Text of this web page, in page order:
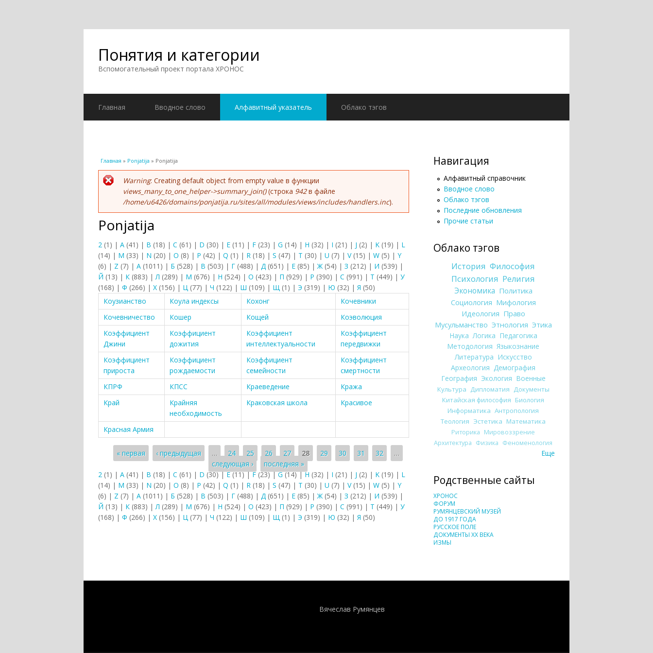
Понятия и категории
Вспомогательный проект портала ХРОНОС
Главная Вводное слово Алфавитный указатель Облако тэгов
Вы здесь
Главная » Ponjatija » Ponjatija
Сообщение об ошибке
Warning: Creating default object from empty value в функции
views_many_to_one_helper->summary_join()(строка 942в файле
/home/u6426/domains/ponjatija.ru/sites/all/modules/views/includes/handlers.inc).
Ponjatija
2 (1) | A (41) | B (18) | C (61) | D (30) | E (11) | F (23) | G (14) | H (32) | I (21) | J (2) | K (19) | L
(14) | M (33) | N (20) | O (8) | P (42) | Q (1) | R (18) | S (47) | T (30) | U (7) | V(15) | W (5) | Y
(6) | Z (7) | А (1011) | Б (528) | В (503) | Г (488) | Д (651) | Е (85) |Ж (54) | З (212) | И (539) |
Й (13) | К (883) |Л (289) | М (676) | Н (524) | О (423) | П (929) | Р (390) | С (991) | Т (449) | У
(168) | Ф (266) | Х (156) | Ц (77) | Ч (122) | Ш (109) | Щ (1) | Э (319) | Ю (32) | Я (50)
Коузианство
Коула индексы Кохонг
Кочевники
Кочевничество
Кошер Кощей
Коэволюция
Коэффициент
Джини
Коэффициент
дожития
Коэффициент
интеллектуальности
Коэффициент
передвижки
Коэффициент
прироста
Коэффициент
рождаемости
Коэффициент
семейности
Коэффициент
смертности
КПРФ
КПСС Краеведение
Кража
Край
Крайняя
необходимость
Краковская школа Красивое
Красная Армия
Страницы
« первая ‹ предыдущая … 24 25 26 27 28 29 30 31 32
…
следующая ›
последняя »
2 (1) | A (41) | B (18) | C (61) | D (30)|E(11)|F (23)|G(14)|H (32) | I (21) | J (2) | K (19) | L
(14) | M (33) | N (20) | O (8) | P (42) | Q (1) | R (18) | S (47) | T (30) | U (7) | V(15) | W (5) | Y
(6) | Z (7) | А (1011) | Б (528) | В (503) | Г (488) | Д (651) | Е (85) |Ж (54) | З (212) | И (539) |
Й (13) | К (883) |Л (289) | М (676) | Н (524) | О (423) | П (929) | Р (390) | С (991) | Т (449) | У
(168) | Ф (266) | Х (156) | Ц (77) | Ч (122) | Ш (109) | Щ (1) | Э (319) | Ю (32) | Я (50)
Навигация
Алфавитный справочник
Вводное слово
Облако тэгов
Последние обновления
Прочие статьи
Облако тэгов
История Философия
Психология Религия
Экономика Политика
Социология Мифология
Идеология Право
Мусульманство Этнология Этика
Наука Логика Педагогика
Методология Языкознание
Литература Искусство
Археология Демография
География Экология Военные
Культура Дипломатия Документы
Китайская философия Биология
Информатика Антропология
Теология Эстетика Математика
Риторика Мировоззрение
Архитектура Физика Феноменология
Еще
Родственные сайты
ХРОНОС
ФОРУМ
РУМЯНЦЕВСКИЙ МУЗЕЙ
ДО 1917 ГОДА
РУССКОЕ ПОЛЕ
ДОКУМЕНТЫ XX ВЕКА
ИЗМЫ
Вячеслав Румянцев